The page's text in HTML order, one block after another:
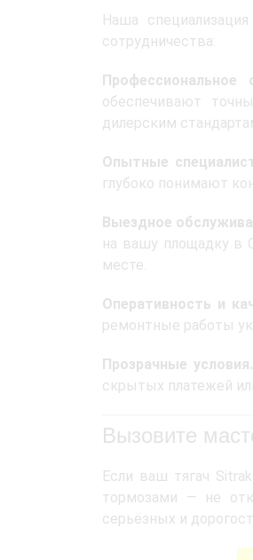
Наша
сотрудничества:
Профессиональное
обеспечивают
дилерским
Опытные
глубоко понимают
Выездное
на вашу площадку в
месте.
Оперативность и
ремонтные работы
Прозрачные условия.
скрытых платежей
Вызовите
Если ваш тягач
тормозами — не
серьёзных и